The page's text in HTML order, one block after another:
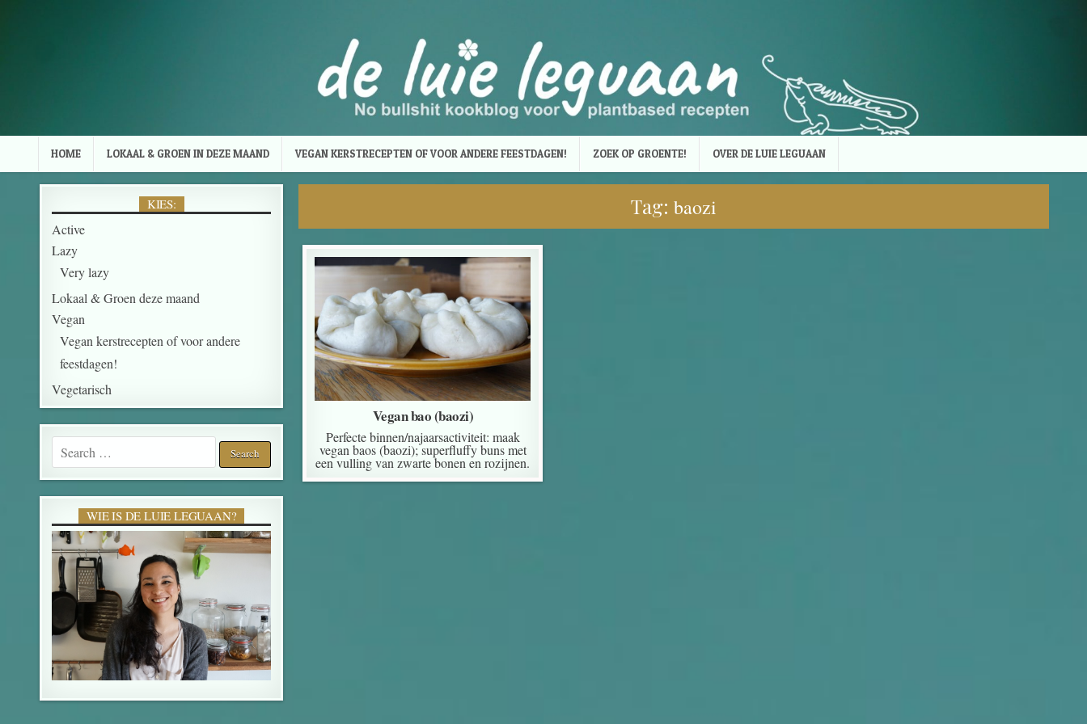
HOME LOKAAL & GROEN IN DEZE MAAND VEGAN KERSTRECEPTEN OF VOOR ANDERE FEESTDAGEN! ZOEK OP GROENTE! OVER DE LUIE LEGUAAN
Tag:baozi
Vegan bao (baozi)
Perfecte binnen/najaarsactiviteit: maak
vegan baos (baozi); superfluffy buns met
een vulling van zwarte bonen en rozijnen.
KIES:
Active
Lazy
Very lazy
Lokaal & Groen deze maand
Vegan
Vegan kerstrecepten of voor andere
feestdagen!
Vegetarisch
Search for:
WIE IS DE LUIE LEGUAAN?